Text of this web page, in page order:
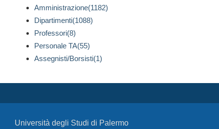
Amministrazione(1182)
Dipartimenti(1088)
Professori(8)
Personale TA(55)
Assegnisti/Borsisti(1)
Università degli Studi di Palermo